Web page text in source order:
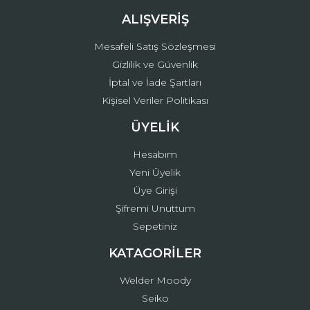
ALIŞVERİŞ
Mesafeli Satış Sözleşmesi
Gizlilik ve Güvenlik
İptal ve İade Şartları
Kişisel Veriler Politikası
ÜYELİK
Hesabım
Yeni Üyelik
Üye Girişi
Şifremi Unuttum
Sepetiniz
KATAGORİLER
Welder Moody
Seiko